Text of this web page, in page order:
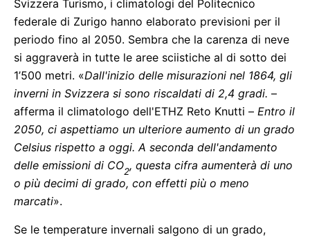
Svizzera Turismo, i climatologi del Politecnico
federale di Zurigo hanno elaborato previsioni per il
periodo fino al 2050. Sembra che la carenza di neve
si aggraverà in tutte le aree sciistiche al di sotto dei
1’500 metri. «Dall'inizio delle misurazioni nel 1864, gli
inverni in Svizzera si sono riscaldati di 2,4 gradi. –
afferma il climatologo dell'ETHZ Reto Knutti – Entro il
2050, ci aspettiamo un ulteriore aumento di un grado
Celsius rispetto a oggi. A seconda dell'andamento
delle emissioni di CO2, questa cifra aumenterà di uno
o più decimi di grado, con effetti più o meno
marcati».
Se le temperature invernali salgono di un grado,